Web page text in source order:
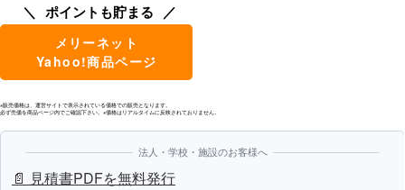
ポイントも貯まる
メリーネット
Yahoo!商品ページ
※販売価格は、運営サイトで表示されている価格での販売となります。
必ず売価を商品ページ内でご確認下さい。※価格はリアルタイムに反映されておりません。
法人・学校・施設のお客様へ
📄 見積書PDFを無料発行